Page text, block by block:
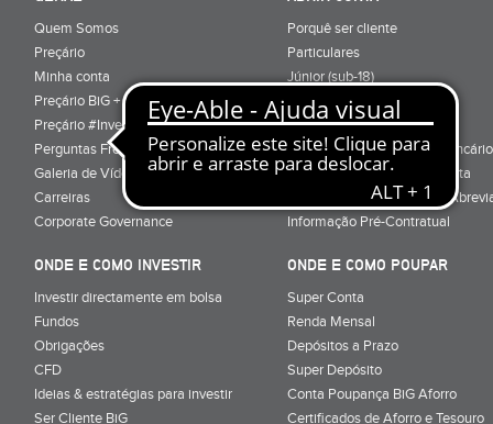
Quem Somos
Preçário
Minha conta
Preçário BiG +
Preçário #Investe_no_Futuro
Perguntas Frequentes
Galeria de Vídeos
Carreiras
Corporate Governance
Porquê ser cliente
Particulares
Júnior (sub-18)
Empresas
Cartões
Conta Serviços Mínimos
Serviço de Mudança de Conta
Glossário de Terminologia
Informação Pré-Contratual
ONDE E COMO INVESTIR
Investir directamente em bolsa
Fundos
Obrigações
CFD
Ideias & estratégias para investir
Ser Cliente BiG
ONDE E COMO POUPAR
Super Conta
Renda Mensal
Depósitos a Prazo
Super Depósito
Conta Poupança BiG Aforro
Certificados de Aforro e Tesouro